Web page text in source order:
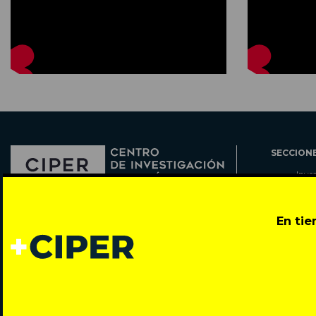
En
Todos los derechos reservados © 2007-2026